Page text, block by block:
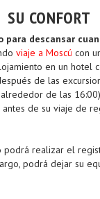
SU CONFORT
para descansar
viaje a Moscú con
en un hotel
de las
de las
de su viaje de
podrá realizar el
podrá dejar su